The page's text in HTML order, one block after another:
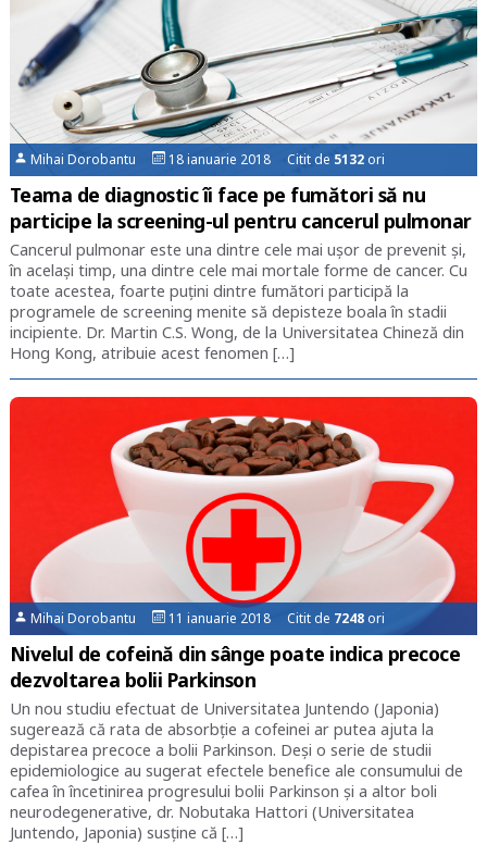
Mihai Dorobantu 18 ianuarie 2018 Citit de 5132 ori
Teama de diagnostic îi face pe fumători să nu
participe la screening-ul pentru cancerul pulmonar
Cancerul pulmonar este una dintre cele mai ușor de prevenit și,
în același timp, una dintre cele mai mortale forme de cancer. Cu
toate acestea, foarte puțini dintre fumători participă la
programele de screening menite să depisteze boala în stadii
incipiente. Dr. Martin C.S. Wong, de la Universitatea Chineză din
Hong Kong, atribuie acest fenomen […]
Mihai Dorobantu 11 ianuarie 2018 Citit de 7248 ori
Nivelul de cofeină din sânge poate indica precoce
dezvoltarea bolii Parkinson
Un nou studiu efectuat de Universitatea Juntendo (Japonia)
sugerează că rata de absorbție a cofeinei ar putea ajuta la
depistarea precoce a bolii Parkinson. Deși o serie de studii
epidemiologice au sugerat efectele benefice ale consumului de
cafea în încetinirea progresului bolii Parkinson și a altor boli
neurodegenerative, dr. Nobutaka Hattori (Universitatea
Juntendo, Japonia) susține că […]